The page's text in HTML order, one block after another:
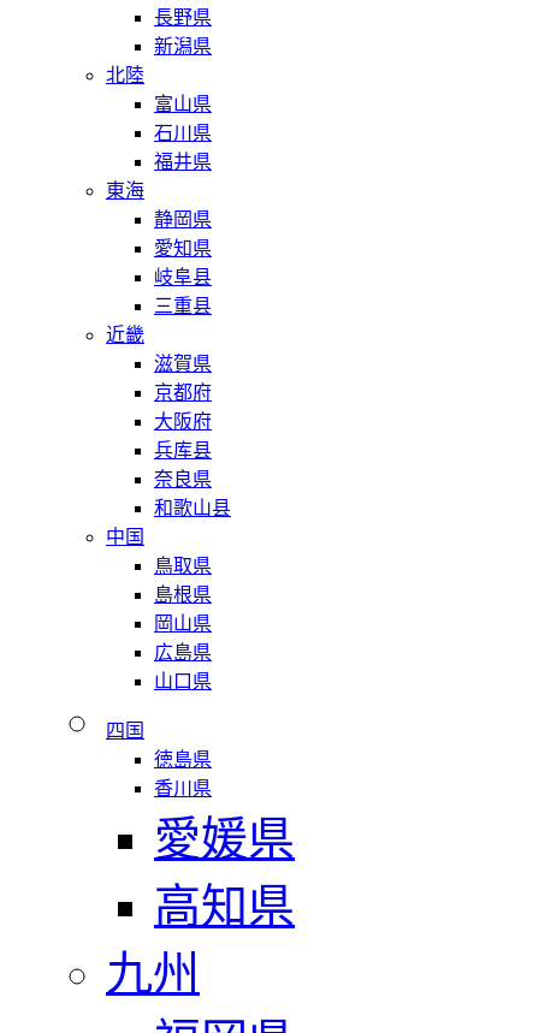
長野県
新潟県
北陸
富山県
石川県
福井県
東海
静岡県
愛知県
岐阜县
三重县
近畿
滋賀県
京都府
大阪府
兵库县
奈良県
和歌山县
中国
鳥取県
島根県
岡山県
広島県
山口県
四国
徳島県
香川県
愛媛県
高知県
九州